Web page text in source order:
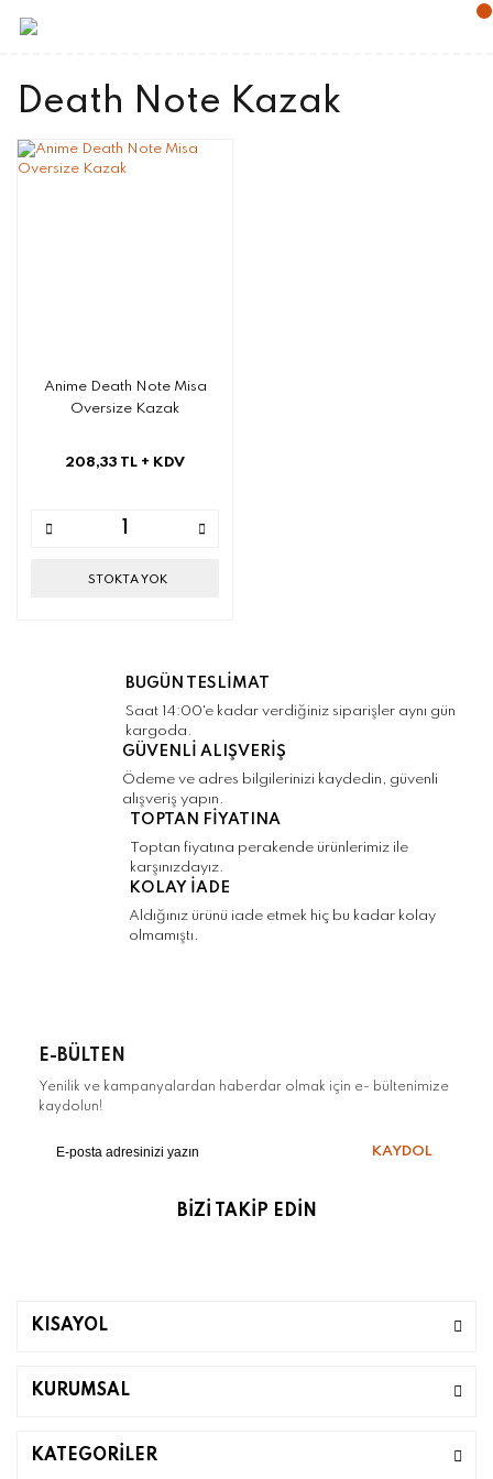
Death Note Kazak
Anime Death Note Misa
Oversize Kazak
208,33 TL + KDV
STOKTA YOK
BUGÜN TESLİMAT
Saat 14:00'e kadar verdiğiniz siparişler aynı gün
kargoda.
GÜVENLİ ALIŞVERİŞ
Ödeme ve adres bilgilerinizi kaydedin, güvenli
alışveriş yapın.
TOPTAN FİYATINA
Toptan fiyatına perakende ürünlerimiz ile
karşınızdayız.
KOLAY İADE
Aldığınız ürünü iade etmek hiç bu kadar kolay
olmamıştı.
E-BÜLTEN
Yenilik ve kampanyalardan haberdar olmak için e- bültenimize
kaydolun!
KAYDOL
BİZİ TAKİP EDİN
KISAYOL
KURUMSAL
KATEGORİLER